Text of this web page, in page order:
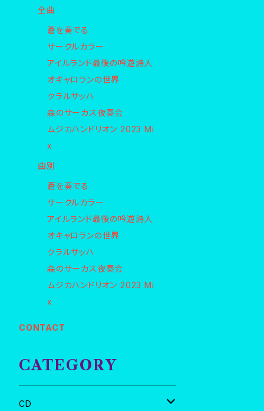
全曲
蒼を奏でる
サークルカラー
アイルランド最後の吟遊詩人
オキャロランの世界
クラルサッハ
森のサーカス夜奏会
ムジカハンドリオン 2023 Mi
x
曲別
蒼を奏でる
サークルカラー
アイルランド最後の吟遊詩人
オキャロランの世界
クラルサッハ
森のサーカス夜奏会
ムジカハンドリオン 2023 Mi
x
CONTACT
CATEGORY
CD